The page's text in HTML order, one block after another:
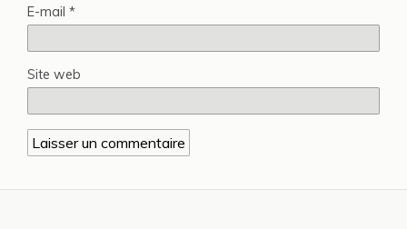
E-mail *
Site web